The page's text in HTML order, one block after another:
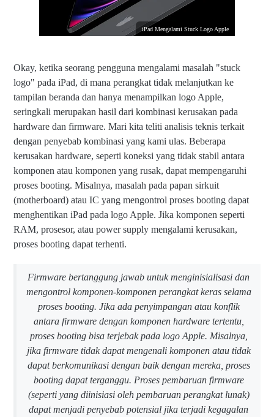
iPad Mengalami Stuck Logo Apple
Okay, ketika seorang pengguna mengalami masalah "stuck
logo" pada iPad, di mana perangkat tidak melanjutkan ke
tampilan beranda dan hanya menampilkan logo Apple,
seringkali merupakan hasil dari kombinasi kerusakan pada
hardware dan firmware. Mari kita teliti analisis teknis terkait
dengan penyebab kombinasi yang kami ulas. Beberapa
kerusakan hardware, seperti koneksi yang tidak stabil antara
komponen atau komponen yang rusak, dapat mempengaruhi
proses booting. Misalnya, masalah pada papan sirkuit
(motherboard) atau IC yang mengontrol proses booting dapat
menghentikan iPad pada logo Apple. Jika komponen seperti
RAM, prosesor, atau power supply mengalami kerusakan,
proses booting dapat terhenti.
Firmware bertanggung jawab untuk menginisialisasi dan
mengontrol komponen-komponen perangkat keras selama
proses booting. Jika ada penyimpangan atau konflik
antara firmware dengan komponen hardware tertentu,
proses booting bisa terjebak pada logo Apple. Misalnya,
jika firmware tidak dapat mengenali komponen atau tidak
dapat berkomunikasi dengan baik dengan mereka, proses
booting dapat terganggu. Proses pembaruan firmware
(seperti yang diinisiasi oleh pembaruan perangkat lunak)
dapat menjadi penyebab potensial jika terjadi kegagalan